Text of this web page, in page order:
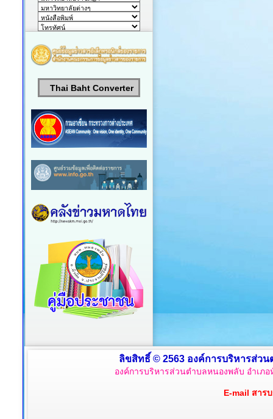
Thai Baht Converter
ลิขสิทธิ์ © 2563 องค์การบริหารส่ว
องค์การบริหารส่วนตำบลหนองพลับ อำเภ
E-mail สาร